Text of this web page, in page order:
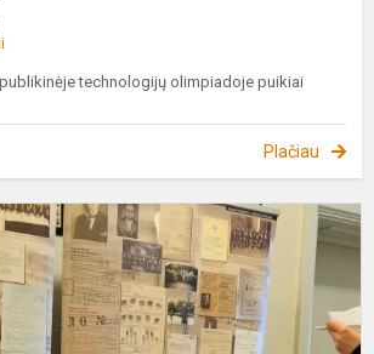
technologijų olimpiadoje puikiai
Plačiau